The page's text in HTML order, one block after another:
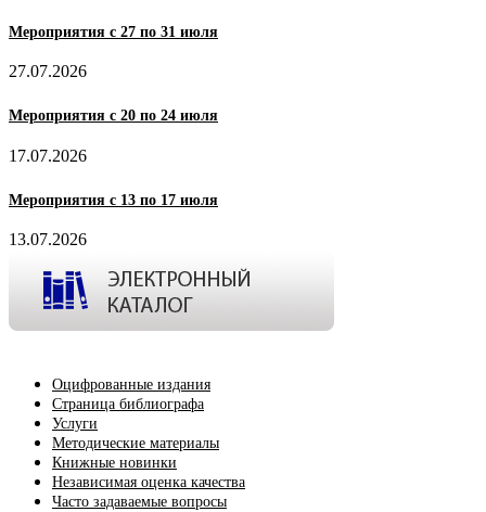
Мероприятия с 27 по 31 июля
27.07.2026
Мероприятия с 20 по 24 июля
17.07.2026
Мероприятия с 13 по 17 июля
13.07.2026
Оцифрованные издания
Страница библиографа
Услуги
Методические материалы
Книжные новинки
Независимая оценка качества
Часто задаваемые вопросы